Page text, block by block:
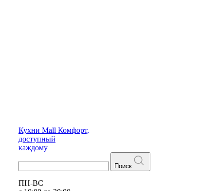
Кухни Mall Комфорт,
доступный
каждому
Поиск
ПН-ВС